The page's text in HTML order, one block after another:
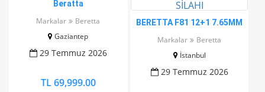
Beratta
Markalar
Beretta
Gaziantep
29 Temmuz 2026
TL 69,999.00
BERETTA F81 12+1 7.65MM
Markalar
Beretta
İstanbul
29 Temmuz 2026